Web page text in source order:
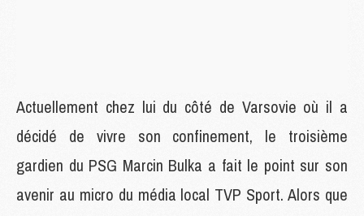
Actuellement chez lui du côté de Varsovie où il a
décidé de vivre son confinement, le troisième
gardien du PSG Marcin Bulka a fait le point sur son
avenir au micro du média local TVP Sport. Alors que